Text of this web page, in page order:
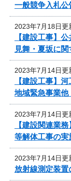
一般競争入札公
2023年7月18日更
【建設工事】
見舞・夏坂に
2023年7月14日更
【建設工事】
地域緊急事業他
2023年7月14日更
【建設関連業
等解体工事の
2023年7月14日更
放射線測定装